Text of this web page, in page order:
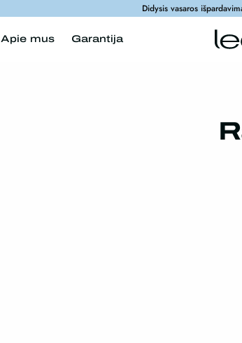
Didysis vasaros
Apie mus Garantija